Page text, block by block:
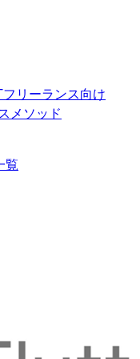
フリーランス向け
メソッド
覧